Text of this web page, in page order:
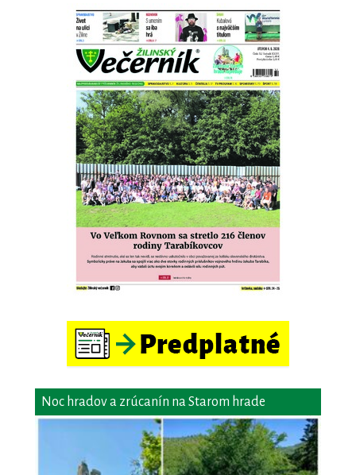
Noc hradov a zrúcanín na Starom hrade